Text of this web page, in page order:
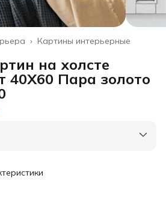
Картины интерьерные
›
на холсте
40Х60 Пара золото